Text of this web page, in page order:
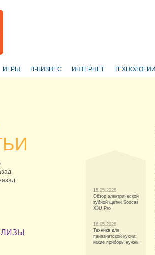
ИГРЫ IT-БИЗНЕС ИНТЕРНЕТ ТЕХНОЛОГИИ
15.05.2026
Обзор электрической
зубной щетки Soocas
X3U Pro
16.05.2026
Техника для
паназиатской кухни:
какие приборы нужны